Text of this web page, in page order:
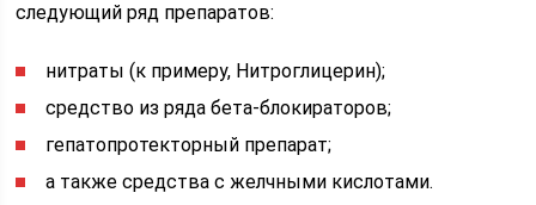
следующий ряд препаратов:
нитраты (к примеру, Нитроглицерин);
средство из ряда бета-блокираторов;
гепатопротекторный препарат;
а также средства с желчными кислотами.